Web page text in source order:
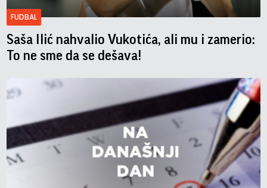
FUDBAL
Saša Ilić nahvalio Vukotića, ali mu i zamerio:
To ne sme da se dešava!